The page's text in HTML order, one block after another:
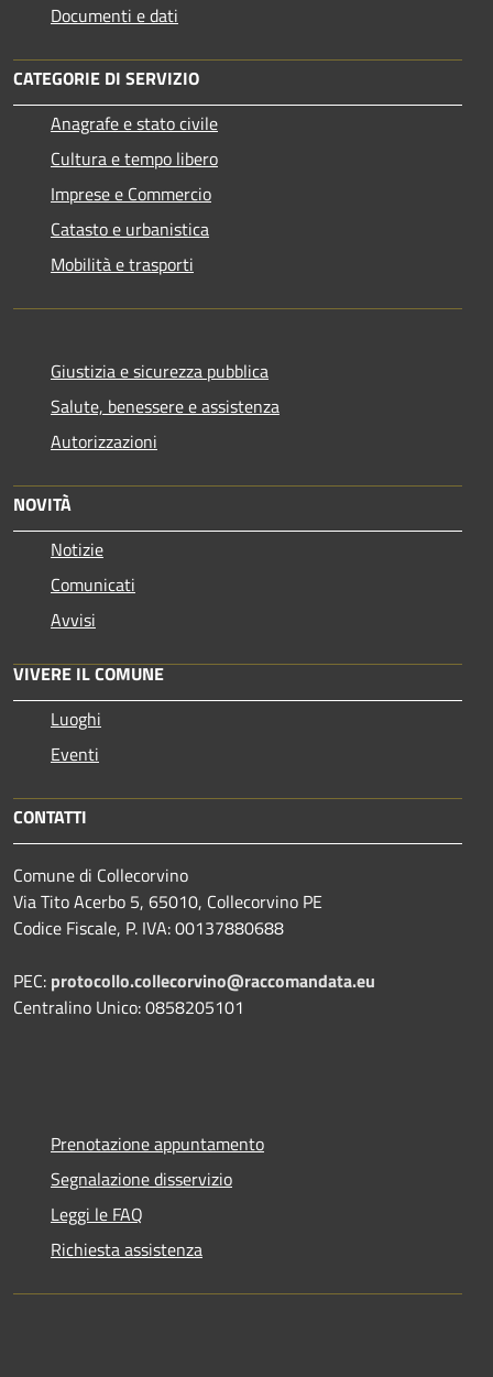
Documenti e dati
CATEGORIE DI SERVIZIO
Anagrafe e stato civile
Cultura e tempo libero
Imprese e Commercio
Catasto e urbanistica
Mobilità e trasporti
Giustizia e sicurezza pubblica
Salute, benessere e assistenza
Autorizzazioni
NOVITÀ
Notizie
Comunicati
Avvisi
VIVERE IL COMUNE
Luoghi
Eventi
CONTATTI
Comune di Collecorvino
Via Tito Acerbo 5, 65010, Collecorvino PE
Codice Fiscale, P. IVA: 00137880688
PEC: protocollo.collecorvino@raccomandata.eu
Centralino Unico: 0858205101
Prenotazione appuntamento
Segnalazione disservizio
Leggi le FAQ
Richiesta assistenza